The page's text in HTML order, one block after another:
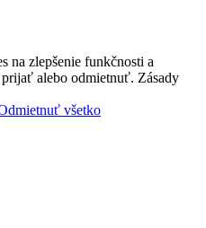
na zlepšenie funkčnosti a
alebo odmietnuť. Zásady
všetko